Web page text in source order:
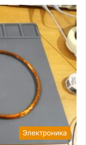
Электроника